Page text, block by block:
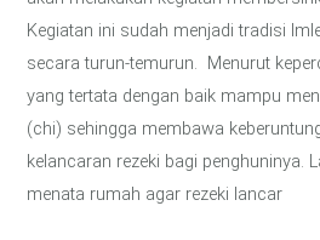
Kegiatan ini sudah menjadi tradisi
secara turun-temurun. Menurut
yang tertata dengan baik mampu
(chi) sehingga membawa
kelancaran rezeki bagi penghuninya.
menata rumah agar rezeki lancar